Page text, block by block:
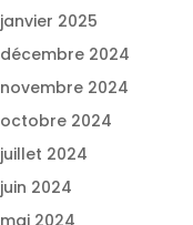
janvier 2025
décembre 2024
novembre 2024
octobre 2024
juillet 2024
juin 2024
mai 2024